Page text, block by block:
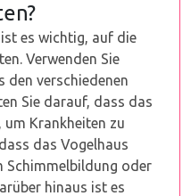
es wichtig, auf die
Verwenden Sie
den verschiedenen
Sie darauf, dass das
Krankheiten zu
das Vogelhaus
Schimmelbildung oder
hinaus ist es